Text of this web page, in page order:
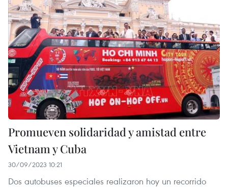
Promueven solidaridad y amistad entre
Vietnam y Cuba
30/09/2023 10:21
Dos autobuses especiales realizaron hoy un recorrido